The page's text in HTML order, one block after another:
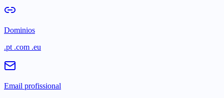
Dominios
.pt .com .eu
Email profissional